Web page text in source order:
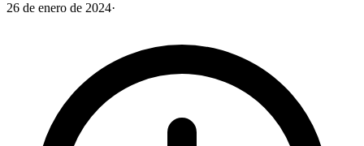
26 de enero de 2024·